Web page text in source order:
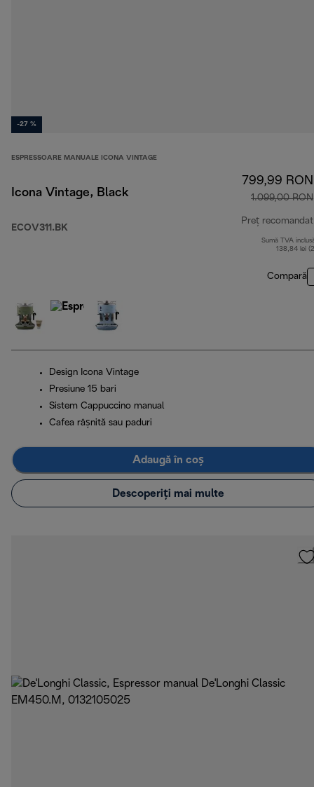
-27 %
ESPRESSOARE MANUALE ICONA VINTAGE
Icona Vintage, Black
ECOV311.BK
799,99 RON
1.099,00 RON
Preț recomandat
Sumă TVA
138,84 lei
Compară
Design Icona Vintage
Presiune 15 bari
Sistem Cappuccino manual
Cafea râșnită sau paduri
Adaugă în coș
Descoperiți mai multe